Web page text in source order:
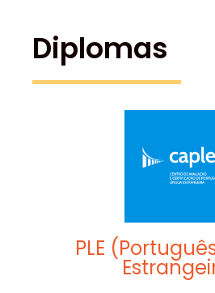
Diplomas
PLE